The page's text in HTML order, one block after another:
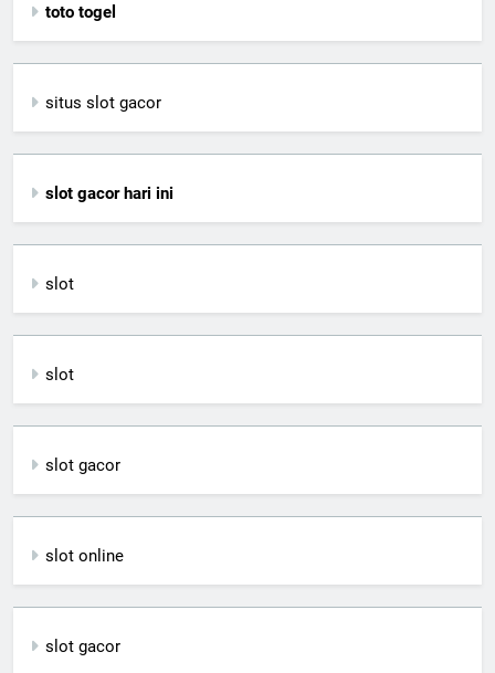
toto togel
situs slot gacor
slot gacor hari ini
slot
slot
slot gacor
slot online
slot gacor